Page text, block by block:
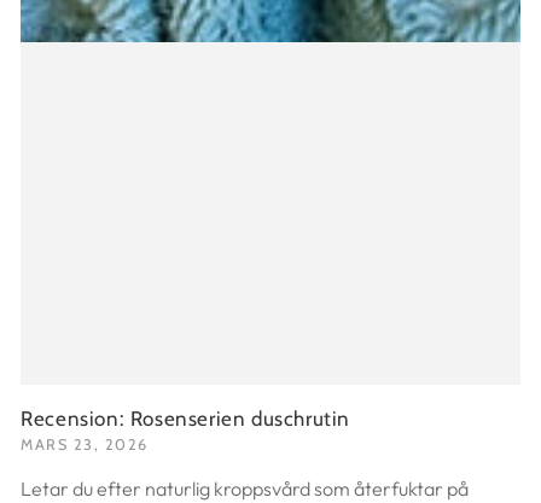
Recension: Rosenserien duschrutin
MARS 23, 2026
Letar du efter naturlig kroppsvård som återfuktar på